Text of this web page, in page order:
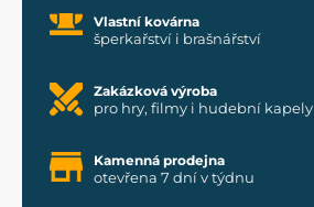
Vlastní kovárna
šperkařství i brašnářství
Zakázková výroba
pro hry, filmy i hudební kapely
Kamenná prodejna
otevřena 7 dní v týdnu